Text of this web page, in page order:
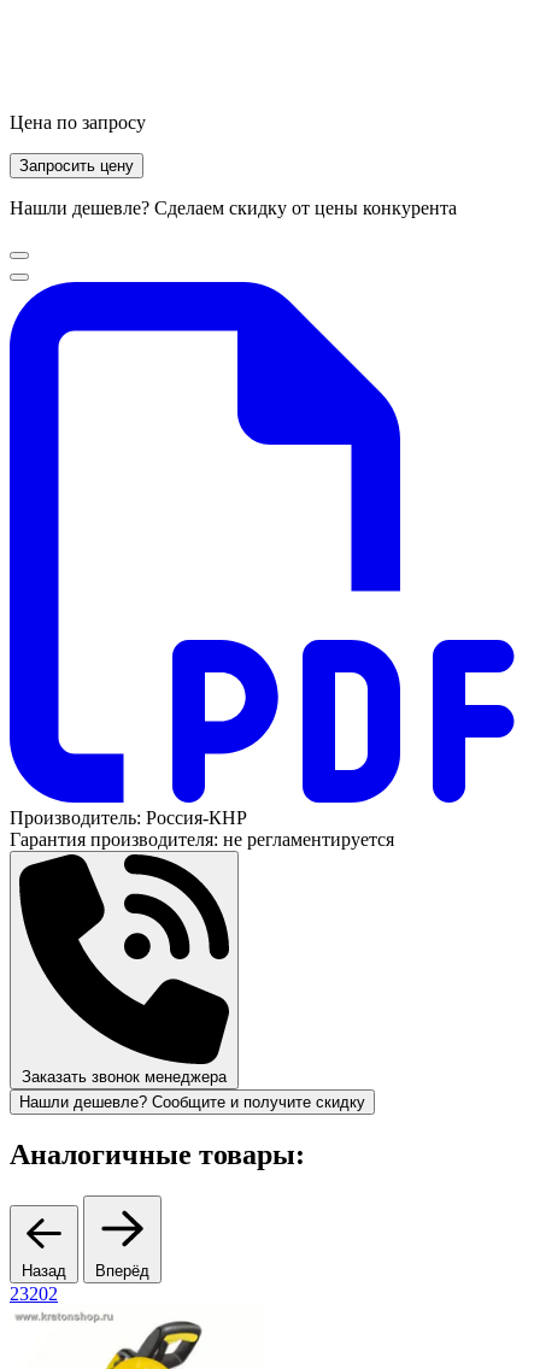
Цена по запросу
Запросить цену
Нашли дешевле? Сделаем скидку от цены конкурента
Производитель: Россия-КНР
Гарантия производителя: не регламентируется
Заказать звонок менеджера
Нашли дешевле? Сообщите и получите скидку
Аналогичные товары:
Назад Вперёд
23202